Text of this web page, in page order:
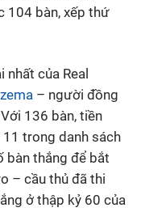
104 bàn, xếp thứ
của Real
– người đồng
136 bàn, tiền
trong danh sách
bàn thắng để bắt
– cầu thủ đã thi
ở thập kỷ 60 của